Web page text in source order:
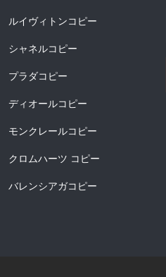
ルイヴィトンコピー
シャネルコピー
プラダコピー
ディオールコピー
モンクレールコピー
クロムハーツ コピー
バレンシアガコピー